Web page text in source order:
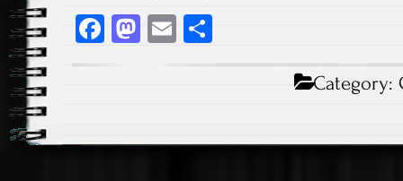
Fa
ce
ok
M
o
E
m ha
Category: